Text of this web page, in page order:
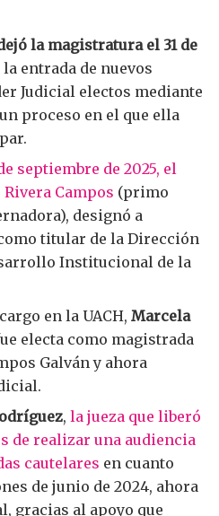
la magistratura el 31 de
la entrada de nuevos
Judicial electos mediante
proceso en el que ella
septiembre de 2025, el
Campos (primo
designó a
titular de la Dirección
Institucional de la
en la UACH,Marcela
electa como magistrada
Galván y ahora
,la jueza que liberó
de realizar una audiencia
cautelares en cuanto
de junio de 2024, ahora
gracias al apoyo que